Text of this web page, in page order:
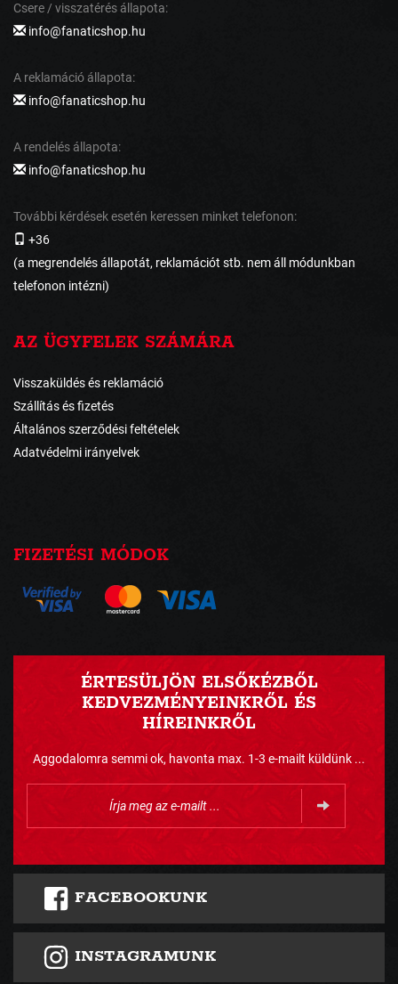
Csere / visszatérés állapota:
info@fanaticshop.hu
A reklamáció állapota:
info@fanaticshop.hu
A rendelés állapota:
info@fanaticshop.hu
További kérdések esetén keressen minket telefonon:
+36
(a megrendelés állapotát, reklamációt stb. nem áll módunkban
telefonon intézni)
AZ ÜGYFELEK SZÁMÁRA
Visszaküldés és reklamáció
Szállítás és fizetés
Általános szerződési feltételek
Adatvédelmi irányelvek
FIZETÉSI MÓDOK
ÉRTESÜLJÖN ELSŐKÉZBŐL
KEDVEZMÉNYEINKRŐL ÉS
HÍREINKRŐL
Aggodalomra semmi ok, havonta max. 1-3 e-mailt küldünk ...
FACEBOOKUNK
INSTAGRAMUNK